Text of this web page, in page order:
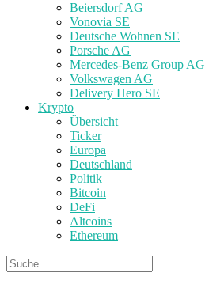
Beiersdorf AG
Vonovia SE
Deutsche Wohnen SE
Porsche AG
Mercedes-Benz Group AG
Volkswagen AG
Delivery Hero SE
Krypto
Übersicht
Ticker
Europa
Deutschland
Politik
Bitcoin
DeFi
Altcoins
Ethereum